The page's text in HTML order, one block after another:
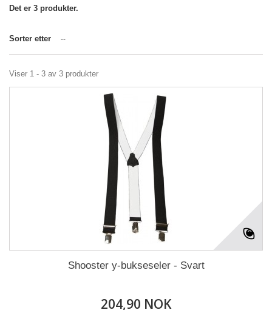
Det er 3 produkter.
Sorter etter --
Viser 1 - 3 av 3 produkter
Shooster y-bukseseler - Svart
204,90 NOK